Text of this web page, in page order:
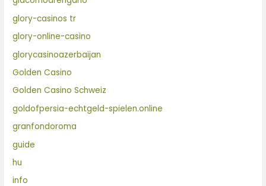
glory-casinos tr
glory-online-casino
glorycasinoazerbaijan
Golden Casino
Golden Casino Schweiz
goldofpersia-echtgeld-spielen.online
granfondoroma
guide
hu
info